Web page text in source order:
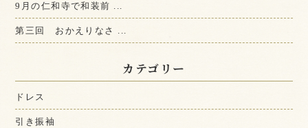
9月の仁和寺で和装前 ...
第三回 おかえりなさ ...
カテゴリー
ドレス
引き振袖